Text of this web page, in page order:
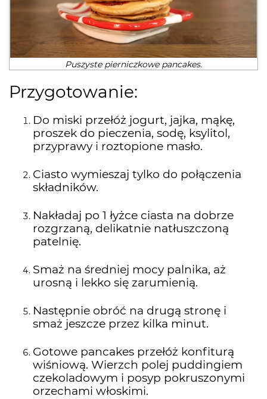
Puszyste pierniczkowe pancakes.
Przygotowanie:
Do miski przełóż jogurt, jajka, mąkę,
proszek do pieczenia, sodę, ksylitol,
przyprawy i roztopione masło.
Ciasto wymieszaj tylko do połączenia
składników.
Nakładaj po 1 łyżce ciasta na dobrze
rozgrzaną, delikatnie natłuszczoną
patelnię.
Smaż na średniej mocy palnika, aż
urosną i lekko się zarumienią.
Następnie obróć na drugą stronę i
smaż jeszcze przez kilka minut.
Gotowe pancakes przełóż konfiturą
wiśniową. Wierzch polej puddingiem
czekoladowym i posyp pokruszonymi
orzechami włoskimi.